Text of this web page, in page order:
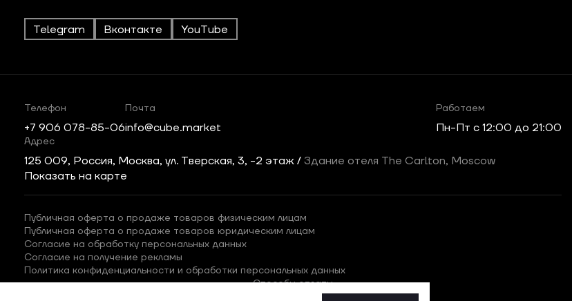
Telegram Вконтакте YouTube
Телефон
+7 906 078-85-06
Почта
info@cube.market
Работаем
Пн-Пт c 12:00 до 21:00
Адрес
125 009, Россия, Москва, ул. Тверская, 3, -2 этаж / Здание отеля The Carlton, Moscow
Показать на карте
Публичная оферта о продаже товаров физическим лицам
Публичная оферта о продаже товаров юридическим лицам
Согласие на обработку персональных данных
Согласие на получение рекламы
Политика конфиденциальности и обработки персональных данных
Способы оплаты